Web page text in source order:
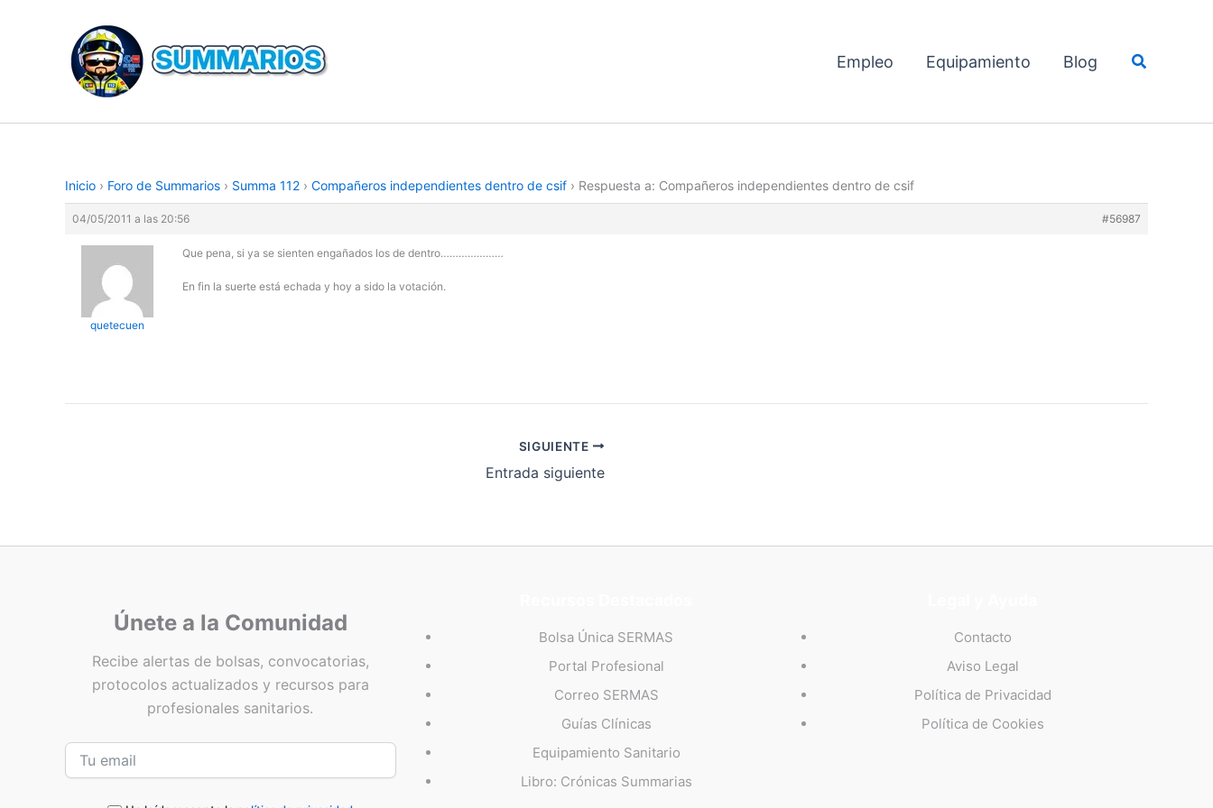
contenido
Empleo Equipamiento Blog Buscar
Inicio › Foro de Summarios › Summa 112 › Compañeros independientes dentro de csif › Respuesta a: Compañeros independientes dentro de csif
04/05/2011 a las 20:56 #56987
quetecuen
Que pena, si ya se sienten engañados los de dentro…………………
En fin la suerte está echada y hoy a sido la votación.
SIGUIENTE
Entrada siguiente
Únete a la Comunidad
Recibe alertas de bolsas, convocatorias,
protocolos actualizados y recursos para
profesionales sanitarios.
Bolsa Única SERMAS
Portal Profesional
Correo SERMAS
Guías Clínicas
Equipamiento Sanitario
Libro: Crónicas Summarias
Contacto
Aviso Legal
Política de Privacidad
Política de Cookies